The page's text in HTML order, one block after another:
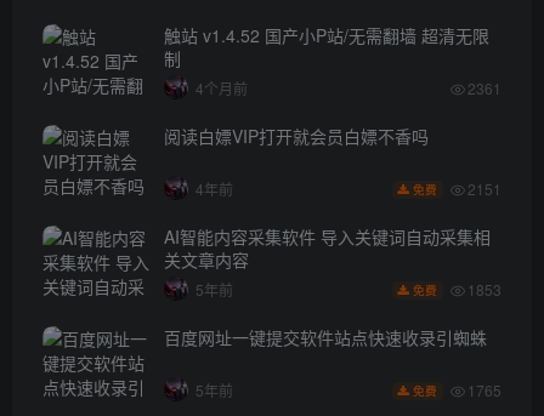
触站 v1.4.52 国产小P站/无需翻墙 超清无限
制
4个月前 2361
阅读白嫖VIP打开就会员白嫖不香吗
4年前 免费 2151
AI智能内容采集软件 导入关键词自动采集相
关文章内容
5年前 免费 1853
百度网址一键提交软件站点快速收录引蜘蛛
5年前 免费 1765